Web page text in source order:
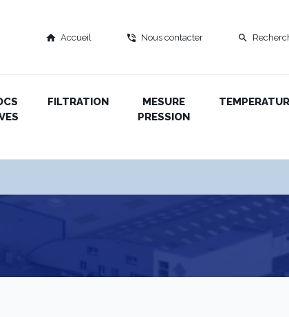
home Accueil phone_in_talk Nous contacter search
FILTRATION
MESURE
PRESSION